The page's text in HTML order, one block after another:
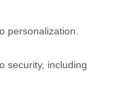
personalization.
security, including
other user protection.